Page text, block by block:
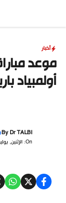
المحتوى
أخبار
موعد
أولمبياد باريس 2024
ByDr TALBI
On: الإثنين, يوليو 29, 2024 2:57 مساءً